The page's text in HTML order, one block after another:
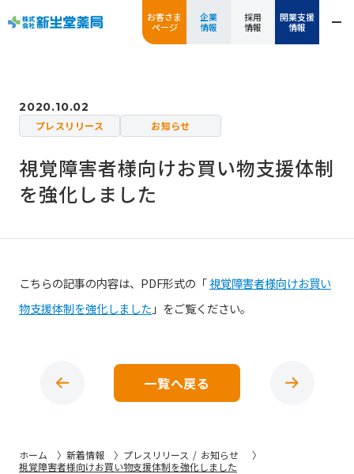
お客さま
ページ
企業
情報
採用
情報
開業支援
情報
2020.10.02
プレスリリース お知らせ
視覚障害者様向けお買い物支援体制
を強化しました
こちらの記事の内容は、PDF形式の「視覚障害者様向けお買い
物支援体制を強化しました 」をご覧ください。
一覧へ戻る
ホーム 新着情報 プレスリリース
お知らせ
視覚障害者様向けお買い物支援体制を強化しました